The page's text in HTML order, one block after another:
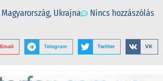
Magyarország, Ukrajna Nincs hozzászólás
Email Telegram Twitter VK